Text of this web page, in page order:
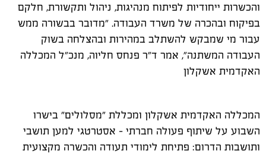
והכשרות ייחודיות לפיתוח מנהיגות, ניהול ותקשורת, חלקם
בפיקוח ובהכרה של משרד העבודה. "מדובר בבשורה ממש
עבור מי שמבקש להשתלב במהירות ובהצלחה בשוק
העבודה המשתנה", אמר ד"ר פנחס חליוה, מנכ"ל המכללה
האקדמית אשקלון
המכללה האקדמית אשקלון ומכללת "מסלולים" בישרו
השבוע על שיתוף פעולה חברתי - אסטרטגי למען תושבי
ותושבות הדרום: פתיחת לימודי תעודה והכשרה מקצועית